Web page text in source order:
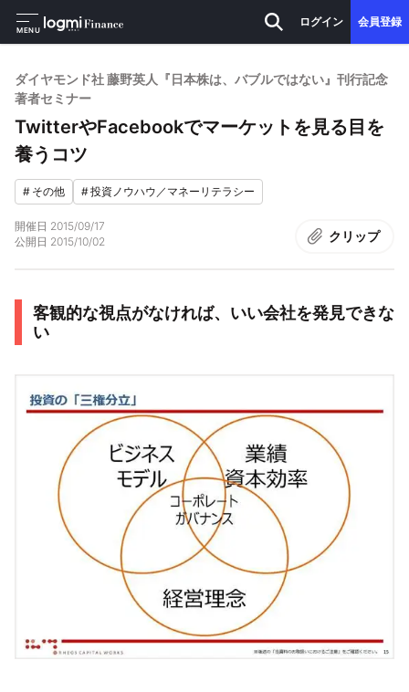
MENU
ログイン 会員登録
ダイヤモンド社 藤野英人『日本株は、バブルではない』刊行記念
著者セミナー
TwitterやFacebookでマーケットを見る目を
養うコツ
# その他 #投資ノウハウ／マネーリテラシー
開催日 2015/09/17
公開日 2015/10/02 クリップ
客観的な視点がなければ、いい会社を発見できな
い